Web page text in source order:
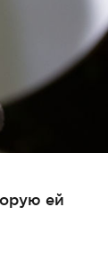
ей